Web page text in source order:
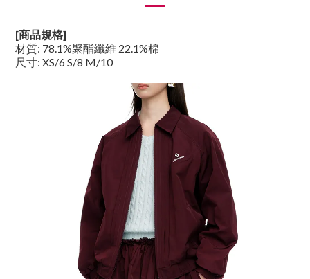
[商品規格]
材質: 78.1%聚酯纖維 22.1%棉
尺寸: XS/6 S/8 M/10